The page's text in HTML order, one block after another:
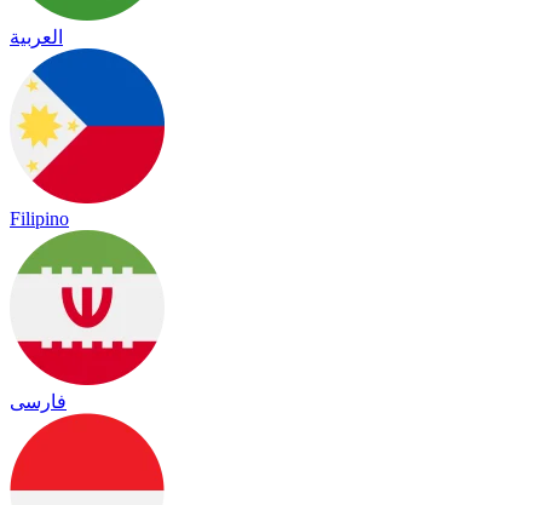
العربية
Filipino
فارسی